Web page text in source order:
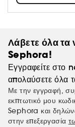
τώρα προϊόντα
απαλό και
Λάβετε όλα τα
Sephora!
Εγγραφείτε στο
απολαύσετε όλα
Με την εγγραφή,
εκπτωτικό μου
Sephora και
στην επεξεργασία